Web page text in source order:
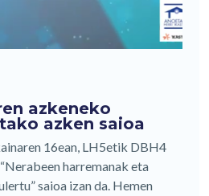
azkeneko
azken saioa
16ean, LH5etik DBH4
harremanak eta
saioa izan da. Hemen